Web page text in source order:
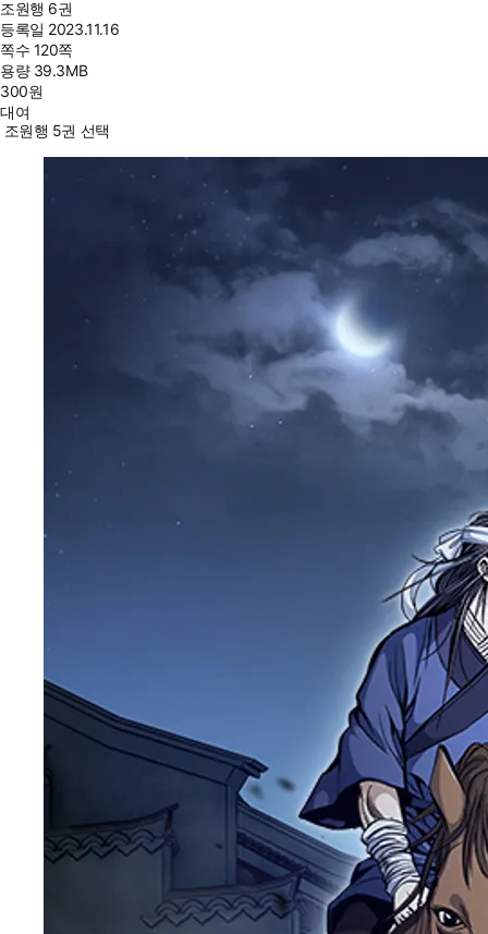
조원행 6권
등록일 2023.11.16
쪽수 120쪽
용량 39.3MB
300원
대여
조원행 5권 선택